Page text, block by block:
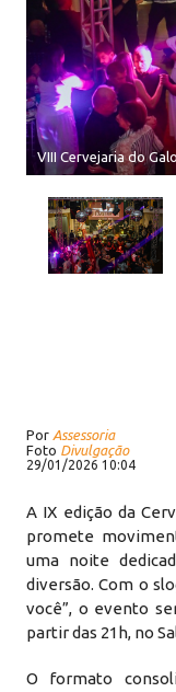
VIII Cervejaria do
Por Assessoria
Foto Divulgação
29/01/2026 10:04
A IX edição da
promete
uma noite
diversão. Com o
você”, o evento
partir das 21h, no
O formato